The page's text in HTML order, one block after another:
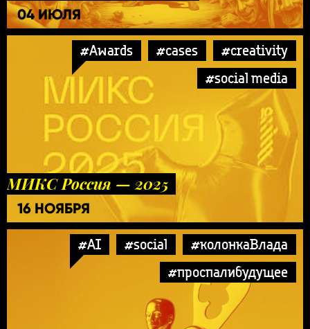
04 ИЮЛЯ
#Awards #cases
#creativity
#social media
МИКС Россия — 2025
16 НОЯБРЯ
#AI #social
#колонкаВлада
#проспалибудущее